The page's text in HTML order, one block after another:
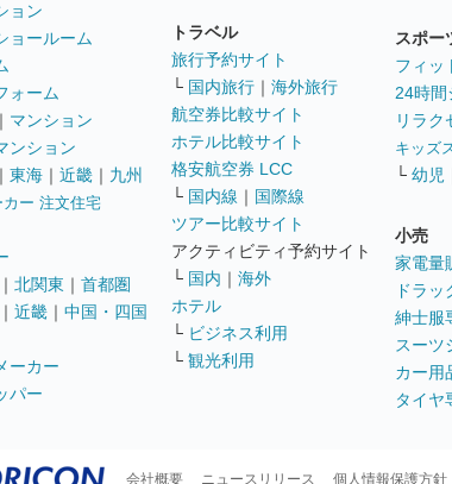
ョン
ョールーム
ォーム
｜ マンション
ンション
｜ 東海 ｜ 近畿 ｜ 九州
ー 注文住宅
｜ 北関東 ｜ 首都圏
｜ 近畿 ｜ 中国・四国
ーカー
パー
トラベル
旅行予約サイト
└ 国内旅行 ｜ 海外旅行
航空券比較サイト
ホテル比較サイト
格安航空券 LCC
└ 国内線 ｜ 国際線
ツアー比較サイト
アクティビティ予約サイト
└ 国内 ｜ 海外
ホテル
└ ビジネス利用
└ 観光利用
スポー
フィッ
24時間
リラク
キッズ
└ 幼児
小売
家電量
ドラッ
紳士服
スーツ
カー用
タイヤ
会社概要 ニュースリリース 個人情報保護方針